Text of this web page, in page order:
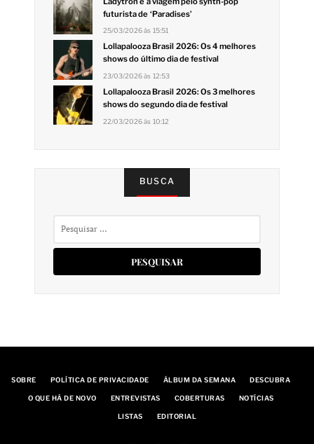
futurista de ‘Paradises’
25/03/2026 às 15:51
Lollapalooza Brasil 2026: Os 4 melhores
shows do último dia de festival
23/03/2026 às 12:53
Lollapalooza Brasil 2026: Os 3 melhores
shows do segundo dia de festival
22/03/2026 às 10:12
BUSCA
SOBRE POLÍTICA DE PRIVACIDADE ÁLBUM DA SEMANA DESCUBRA
O QUE HÁ DE NOVO ENTREVISTAS COBERTURAS NOTÍCIAS
LISTAS EDITORIAL